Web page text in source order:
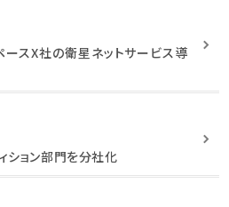
ースX社の衛星ネットサービス導
ション部門を分社化